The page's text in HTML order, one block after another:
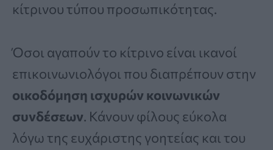
κίτρινου τύπου προσωπικότητας.
Όσοι αγαπούν το κίτρινο είναι ικανοί
επικοινωνιολόγοι που διαπρέπουν στην
οικοδόμηση ισχυρών κοινωνικών
συνδέσεων. Κάνουν φίλους εύκολα
λόγω της ευχάριστης γοητείας και του